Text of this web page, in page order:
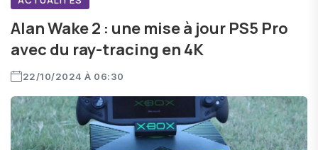
Alan Wake 2 : une mise à jour PS5 Pro
avec du ray-tracing en 4K
22/10/2024 À 06:30